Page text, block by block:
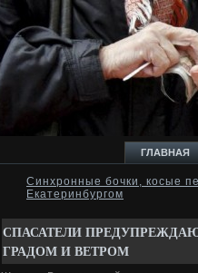
ГЛАВНАЯ
Синхронные бочки, косые
Екатеринбургом
СПАСАТЕЛИ
ГРАДОМ И ВЕТРОМ